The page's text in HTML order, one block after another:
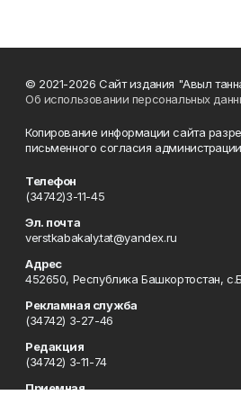
© 2021-2026 Сайт издания "Авыл
Об использовании персональных
Копирование информации сайта
письменного согласия
Телефон
(34742)3-11-45
Эл. почта
verstkabakaly.tat@yandex.ru
Адрес
452650, Республика Башкортостан,
Рекламная служба
(34742) 3-27-46
Редакция
(34742) 3-11-74
Приемная